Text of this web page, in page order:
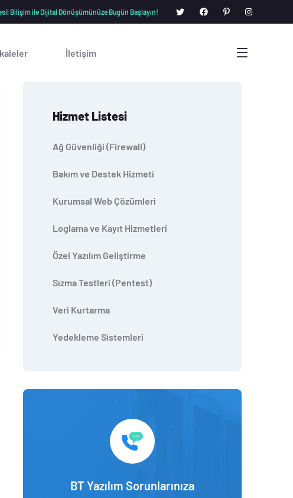
Bilişim ile Dijital Dönüşümünüze Bugün Başlayın!
İletişim
Hizmet Listesi
Ağ Güvenliği (Firewall)
Bakım ve Destek Hizmeti
Kurumsal Web Çözümleri
Loglama ve Kayıt Hizmetleri
Özel Yazılım Geliştirme
Sızma Testleri (Pentest)
Veri Kurtarma
Yedekleme Sistemleri
BT Yazılım Sorunlarınıza